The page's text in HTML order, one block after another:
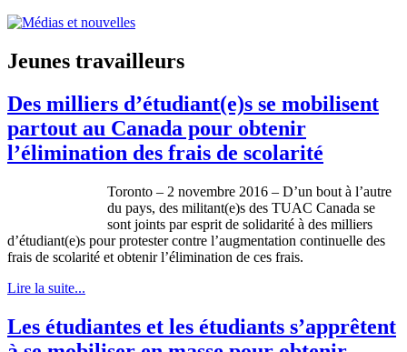
Jeunes travailleurs
Des milliers d’étudiant(e)s se mobilisent
partout au Canada pour obtenir
l’élimination des frais de scolarité
Toronto – 2 novembre 2016 – D’un bout à l’autre
du pays, des militant(e)s des TUAC Canada se
sont joints par esprit de solidarité à des milliers
d’étudiant(e)s pour protester contre l’augmentation continuelle des
frais de scolarité et obtenir l’élimination de ces frais.
Lire la suite...
Les étudiantes et les étudiants s’apprêtent